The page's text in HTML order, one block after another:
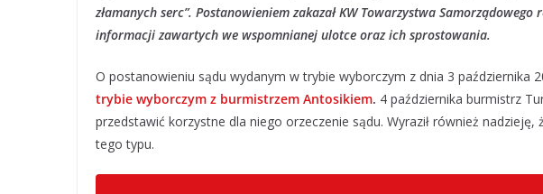
złamanych serc”. Postanowieniem zakazał KW Towarzystwa
informacji zawartych we wspomnianej ulotce oraz ich sprostowania.
O postanowieniu sądu wydanym w trybie wyborczym z dnia 3 października
trybie wyborczym z burmistrzem Antosikiem. 4 października burmistrz
przedstawić korzystne dla niego orzeczenie sądu. Wyraził również
tego typu.